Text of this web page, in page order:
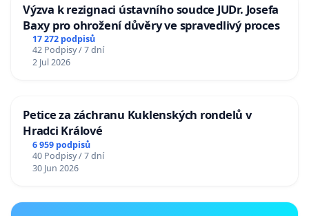
Výzva k rezignaci ústavního soudce JUDr. Josefa
Baxy pro ohrožení důvěry ve spravedlivý proces
17 272 podpisů
42 Podpisy / 7 dní
2 Jul 2026
Petice za záchranu Kuklenských rondelů v
Hradci Králové
6 959 podpisů
40 Podpisy / 7 dní
30 Jun 2026